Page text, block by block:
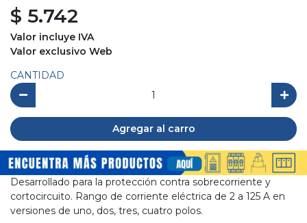
$ 5.742
Valor incluye IVA
Valor exclusivo Web
CANTIDAD
Agregar al carro
Desarrollado para la protección contra sobrecorriente y
cortocircuito. Rango de corriente eléctrica de 2 a 125 A en
versiones de uno, dos, tres, cuatro polos.